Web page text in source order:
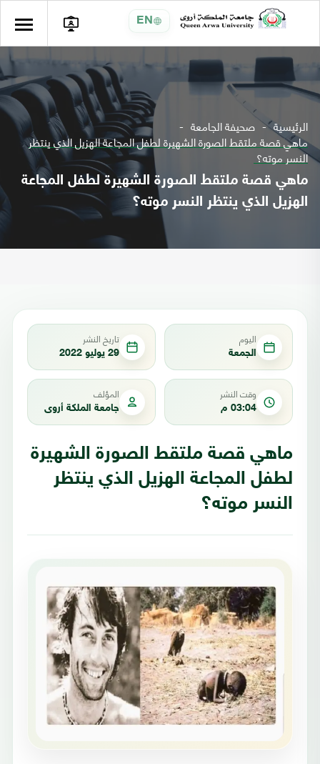
EN
الرئيسية صحيفة الجامعة
ماهي قصة ملتقط الصورة الشهيرة لطفل المجاعة الهزيل الذي ينتظر
النسر موته؟
ماهي قصة ملتقط الصورة الشهيرة لطفل المجاعة
الهزيل الذي ينتظر النسر موته؟
اليوم
الجمعة
تاريخ النشر
29 يوليو 2022
وقت النشر
03:04 م
المؤلف
جامعة الملكة أروى
ماهي قصة ملتقط الصورة الشهيرة
لطفل المجاعة الهزيل الذي ينتظر
النسر موته؟